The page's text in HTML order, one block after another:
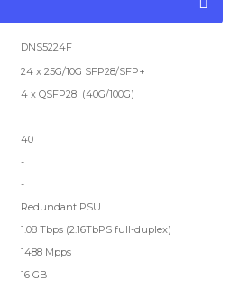
DNS5224F
24 x 25G/10G SFP28/SFP+
4 x QSFP28 (40G/100G)
-
40
-
-
Redundant PSU
1.08 Tbps (2.16TbPS full-duplex)
1488 Mpps
16 GB